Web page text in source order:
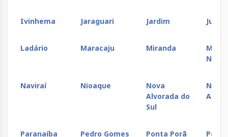
Ivinhema Jaraguari Jardim Juti
Ladário Maracaju Miranda
Novo
Naviraí Nioaque
Nova
Alvorada do
Sul
Nova
Paranaíba Pedro Gomes Ponta Porã
Porto